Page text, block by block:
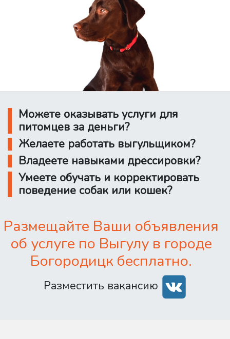
Можете оказывать услуги для
питомцев за деньги?
Желаете работать выгульщиком?
Владеете навыками дрессировки?
Умеете обучать и корректировать
поведение собак или кошек?
Размещайте Ваши объявления
об услуге по Выгулу в городе
Богородицк бесплатно.
Разместить вакансию